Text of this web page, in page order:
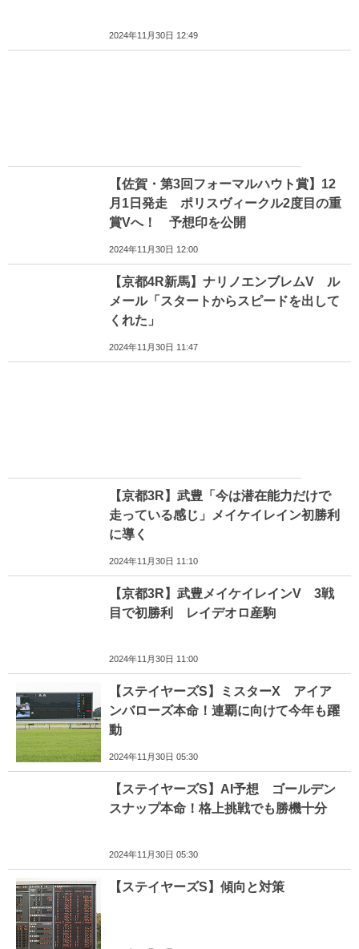
2024年11月30日 12:49
【佐賀・第3回フォーマルハウト賞】12
月1日発走 ポリスヴィークル2度目の重
賞Vへ！ 予想印を公開
2024年11月30日 12:00
【京都4R新馬】ナリノエンブレムV ル
メール「スタートからスピードを出して
くれた」
2024年11月30日 11:47
【京都3R】武豊「今は潜在能力だけで
走っている感じ」メイケイレイン初勝利
に導く
2024年11月30日 11:10
【京都3R】武豊メイケイレインV 3戦
目で初勝利 レイデオロ産駒
2024年11月30日 11:00
【ステイヤーズS】ミスターX アイア
ンバローズ本命！連覇に向けて今年も躍
動
2024年11月30日 05:30
【ステイヤーズS】AI予想 ゴールデン
スナップ本命！格上挑戦でも勝機十分
2024年11月30日 05:30
【ステイヤーズS】傾向と対策